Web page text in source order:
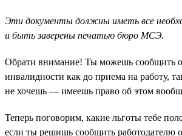
Эти документы должны иметь все
и быть заверены печатью бюро МСЭ.
Обрати внимание! Ты можешь сообщить
инвалидности как до приема на работу,
не хочешь — имеешь право об этом
Теперь поговорим, какие льготы тебе
если ты решишь сообщить работодателю